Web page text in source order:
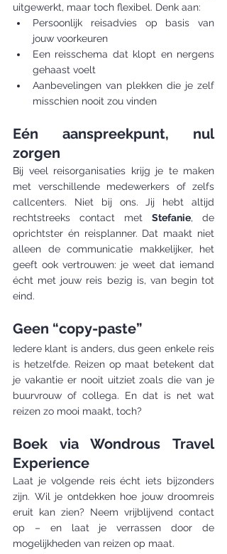
uitgewerkt, maar toch flexibel. Denk aan:
Persoonlijk reisadvies op basis van
jouw voorkeuren
Een reisschema dat klopt en nergens
gehaast voelt
Aanbevelingen van plekken die je zelf
misschien nooit zou vinden
Eén aanspreekpunt, nul
zorgen
Bij veel reisorganisaties krijg je te maken
met verschillende medewerkers of zelfs
callcenters. Niet bij ons. Jij hebt altijd
rechtstreeks contact met Stefanie, de
oprichtster én reisplanner. Dat maakt niet
alleen de communicatie makkelijker, het
geeft ook vertrouwen: je weet dat iemand
écht met jouw reis bezig is, van begin tot
eind.
Geen “copy-paste”
Iedere klant is anders, dus geen enkele reis
is hetzelfde. Reizen op maat betekent dat
je vakantie er nooit uitziet zoals die van je
buurvrouw of collega. En dat is net wat
reizen zo mooi maakt, toch?
Boek via Wondrous Travel
Experience
Laat je volgende reis écht iets bijzonders
zijn. Wil je ontdekken hoe jouw droomreis
eruit kan zien? Neem vrijblijvend contact
op – en laat je verrassen door de
mogelijkheden van reizen op maat.